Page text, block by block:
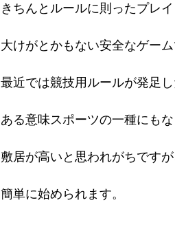
きちんとルールに則ったプレイ
大けがとかもない安全なゲーム
最近では競技用ルールが発足し
ある意味スポーツの一種にも
敷居が高いと思われがちです
簡単に始められます。